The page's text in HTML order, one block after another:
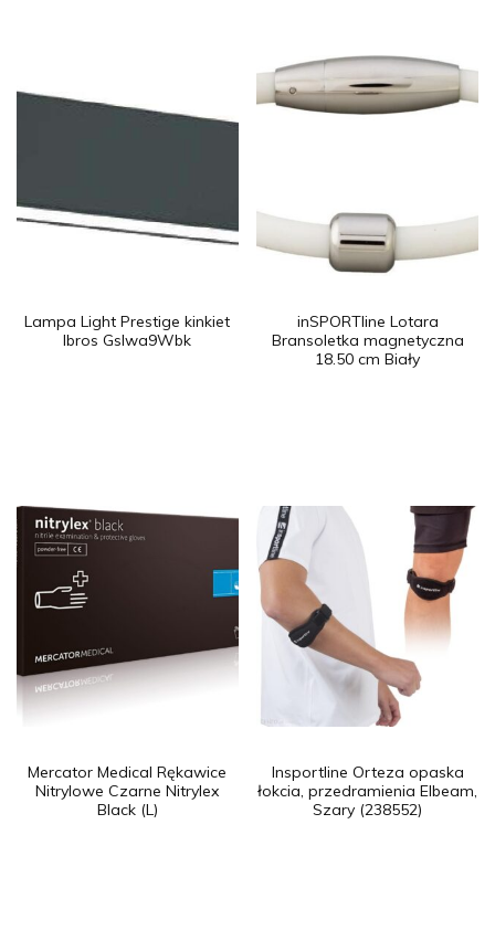
Lampa Light Prestige kinkiet
Ibros Gslwa9Wbk
inSPORTline Lotara
Bransoletka magnetyczna
18.50 cm Biały
Mercator Medical Rękawice
Nitrylowe Czarne Nitrylex
Black (L)
Insportline Orteza opaska
łokcia, przedramienia Elbeam,
Szary (238552)